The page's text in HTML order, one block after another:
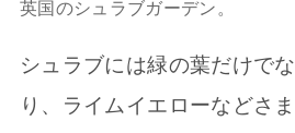
英国のシュラブガーデン。
シュラブには緑の葉だけで
り、ライムイエローなどさ